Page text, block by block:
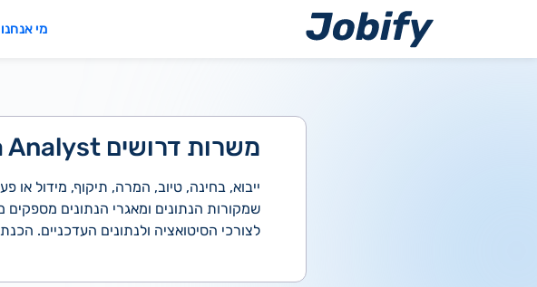
מי אנחנו
משרות דרושים Data Analyst
ייבוא, בחינה, טיוב, המרה, תיקוף, מידול
שמקורות הנתונים ומאגרי הנתונים מספקים
לצורכי הסיטואציה ולנתונים העדכניים.